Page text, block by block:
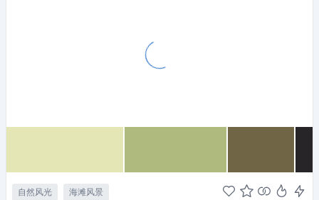
自然风光 海滩风景